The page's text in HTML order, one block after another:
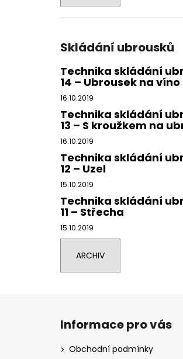
Skládání ubrousků
Technika skládání
14 – Ubrousek na víno
16.10.2019
Technika skládání
13 – S kroužkem na
16.10.2019
Technika skládání
12 – Uzel
15.10.2019
Technika skládání
11 – Střecha
15.10.2019
ARCHIV
Z
Informace pro vás
Obchodní podmínky